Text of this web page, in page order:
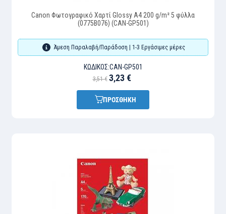
Canon Φωτογραφικό Χαρτί Glossy A4 200 g/m² 5 φύλλα
(0775B076) (CAN-GP501)
Άμεση Παραλαβή/Παράδοση | 1-3 Εργάσιμες μέρες
ΚΩΔΙΚΌΣ:CAN-GP501
3,51 € 3,23 €
ΠΡΟΣΘΗΚΗ